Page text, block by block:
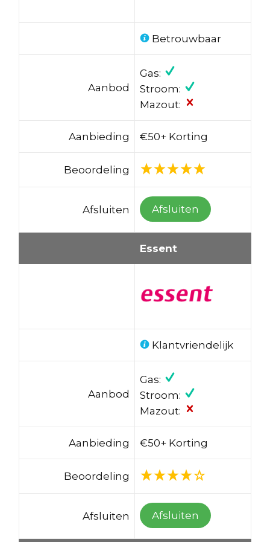
Betrouwbaar
Aanbod
Gas:
Stroom:
Mazout:
Aanbieding €50+ Korting
Beoordeling
Afsluiten Afsluiten
Essent
Klantvriendelijk
Aanbod
Gas:
Stroom:
Mazout:
Aanbieding €50+ Korting
Beoordeling
Afsluiten Afsluiten